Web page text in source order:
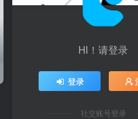
HI！请登录
登录
社交账号登录